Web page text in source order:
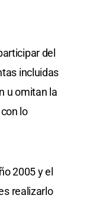
del
incluidas
u omitan la
lo
2005 y el
realizarlo